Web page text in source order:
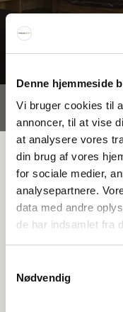
Denne hjemmeside
Vi bruger cookies til
annoncer, til at vise
at analysere vores
din brug af vores
for sociale medier,
analysepartnere.
data med andre
de har indsamlet fra
Nødvendig
Interiør A/S
Løsning
Højmarksvej 34
DK-8723 Løsning
(Google Maps)
Ry
Kyhnsvej 6
(Google Maps)
Viborg
FÅ
Få 20 % rabatt genom
kan inte användas